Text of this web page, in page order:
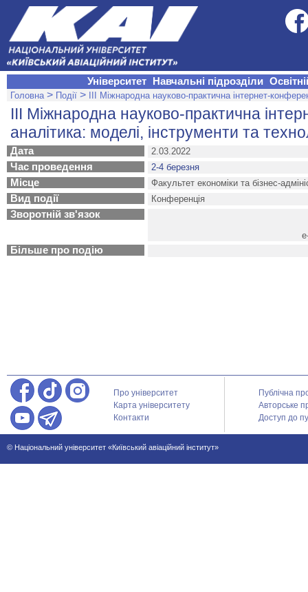
Університет Навчальні підрозділи
Головна > Події > ІІІ Міжнародна науково-практична інтернет-
ІІІ Міжнародна науково-практична
аналітика: моделі, інструменти та
Дата 2.03.2022
Час проведення 2-4 березня
Місце Факультет економіки та бізнес-
Вид події Конференція
Зворотній зв'язок
Більше про подію
Про університет
Карта університету
Контакти
Публічна
Авторське
Доступ до
© Національний університет «Київський авіаційний інститут»